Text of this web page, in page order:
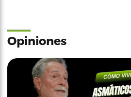
Opiniones